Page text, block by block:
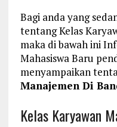
Bagi anda yang
tentang Kelas
maka di bawah ini
Mahasiswa Baru
menyampaikan
Manajemen Di
Kelas Karyawan